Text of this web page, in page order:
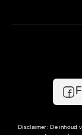
Disclaimer: De inhoud